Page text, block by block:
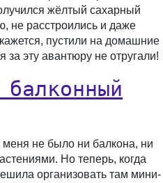
жёлтый сахарный
не расстроились и даже
пустили на домашние
за эту авантюру не отругали!
меня не было ни балкона, ни
Но теперь, когда
организовать там мини-